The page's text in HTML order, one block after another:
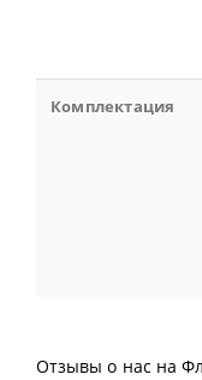
Комплектация
Отзывы о нас на